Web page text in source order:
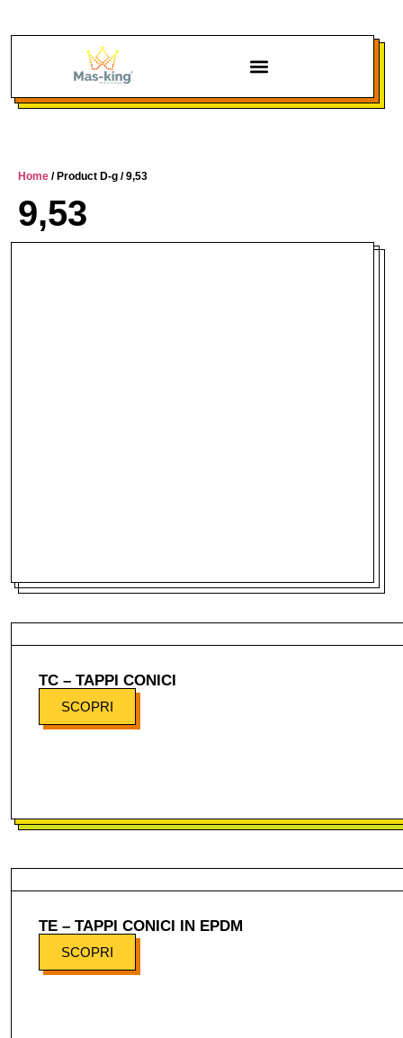
Home / Product D-g / 9,53
9,53
TC – TAPPI CONICI
SCOPRI
TE – TAPPI CONICI IN EPDM
SCOPRI